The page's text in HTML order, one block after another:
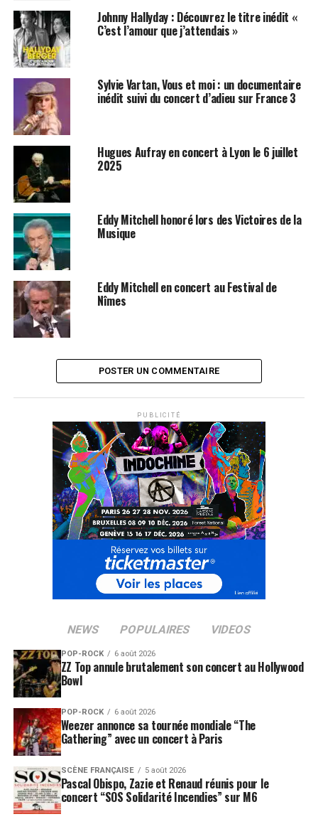
Avec 17 dates de prévues, c’est avec un pactole d’au
moins 2.550.000 euros que devrait repartir Johnny
Hallydayà l’issue de la tournée que rien ne semble
pouvoir arrêter.
LES ALBUMS DE JOHNNY HALLYDAY SONT
DISPONIBLES SURAMAZON
SUJETS ASSOCIÉS:
Johnny Hallyday : Découvrez le titre inédit «
C’est l’amour que j’attendais »
Sylvie Vartan, Vous et moi : un documentaire
inédit suivi du concert d’adieu sur France 3
Hugues Aufray en concert à Lyon le 6 juillet
2025
Eddy Mitchell honoré lors des Victoires de la
Musique
Eddy Mitchell en concert au Festival de
Nîmes
POSTER UN COMMENTAIRE
PUBLICITÉ
NEWS POPULAIRES VIDEOS
POP-ROCK 6 août 2026
ZZ Top annule brutalement son concert au Hollywood
Bowl
POP-ROCK 6 août 2026
Weezer annonce sa tournée mondiale “The
Gathering” avec un concert à Paris
SCÈNE FRANÇAISE 5 août 2026
Pascal Obispo, Zazie et Renaud réunis pour le
concert “SOS Solidarité Incendies” sur M6